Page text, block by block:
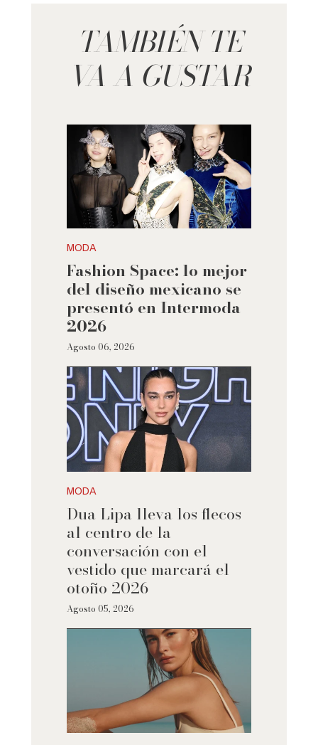
TAMBIÉN TE
VA A GUSTAR
MODA
Fashion Space: lo mejor
del diseño mexicano se
presentó en Intermoda
2026
Agosto 06, 2026
MODA
Dua Lipa lleva los flecos
al centro de la
conversación con el
vestido que marcará el
otoño 2026
Agosto 05, 2026